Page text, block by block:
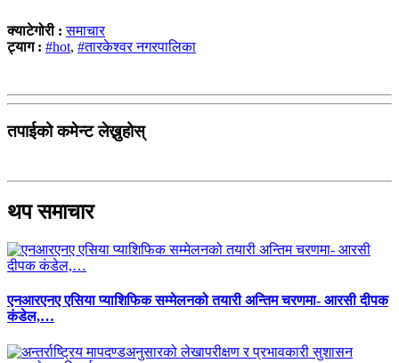
क्याटेगोरी :समाचार
ट्याग : #hot, #तारकेश्वर नगरपालिका
तपाईको कमेन्ट लेख्नुहोस्
थप समाचार
एनआरएनए एसिया प्याशिफिक सम्मेलनको तयारी अन्तिम चरणमा- आरसी दीपक
कंडेल,…